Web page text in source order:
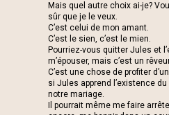
Mais quel autre choix ai-je?
sûr que je le veux.
C’est celui de mon amant.
C’est le sien, c’est le mien.
Pourriez-vous quitter Jules et
m’épouser, mais c’est un
C’est une chose de profiter
si Jules apprend l’existence
notre mariage.
Il pourrait même me faire